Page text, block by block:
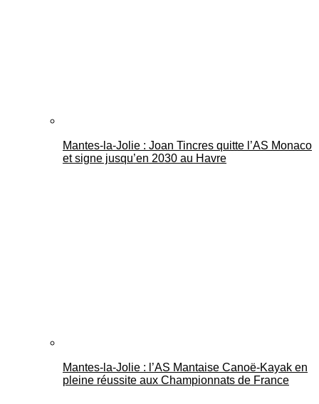
Mantes-la-Jolie : Joan Tincres quitte l’AS Monaco
et signe jusqu’en 2030 au Havre
Mantes-la-Jolie : l’AS Mantaise Canoë‑Kayak en
pleine réussite aux Championnats de France